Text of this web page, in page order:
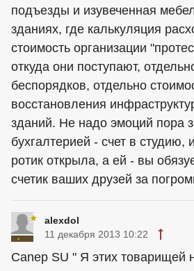
подъезды и изувеченная
зданиях, где калькуляция
стоимость организации
откуда они поступают,
беспорядков, отдельно
восстановления
зданий. Не надо эмоций пора
бухгалтерией - счет в студию,
ротик открыла, а ей - вы
счетик ваших друзей за
alexdol
11 декабря 2013 10:22
Canep SU " Я этих товарищей